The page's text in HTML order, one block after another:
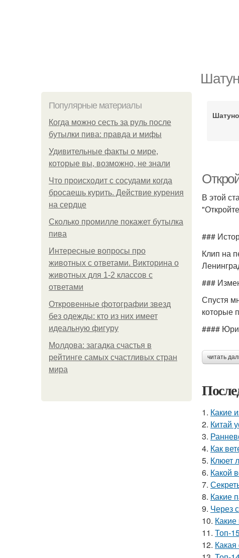
Популярные материалы
Когда можно сесть за руль после
бутылки пива: правда и мифы
Удивительные факты о мире,
которые вы, возможно, не знали
Что происходит с сосудами когда
бросаешь курить. Действие курения
на сердце
Сколько промилле покажет бутылка
пива
Интересные вопросы про
животных с ответами. Викторина о
животных для 1-2 классов с
ответами
Откровенные фотографии звезд
без одежды: кто из них имеет
идеальную фигуру
Молдова: загадка счастья в
рейтинге самых счастливых стран
мира
В этой
###
Клип на
###
Спустя
которые
####
читать
1. Какие
2. Китай
3.
4. Как
5. Клюет
6. Какой
7.
8. Какие
9. Через
10.
11. Топ-
12.